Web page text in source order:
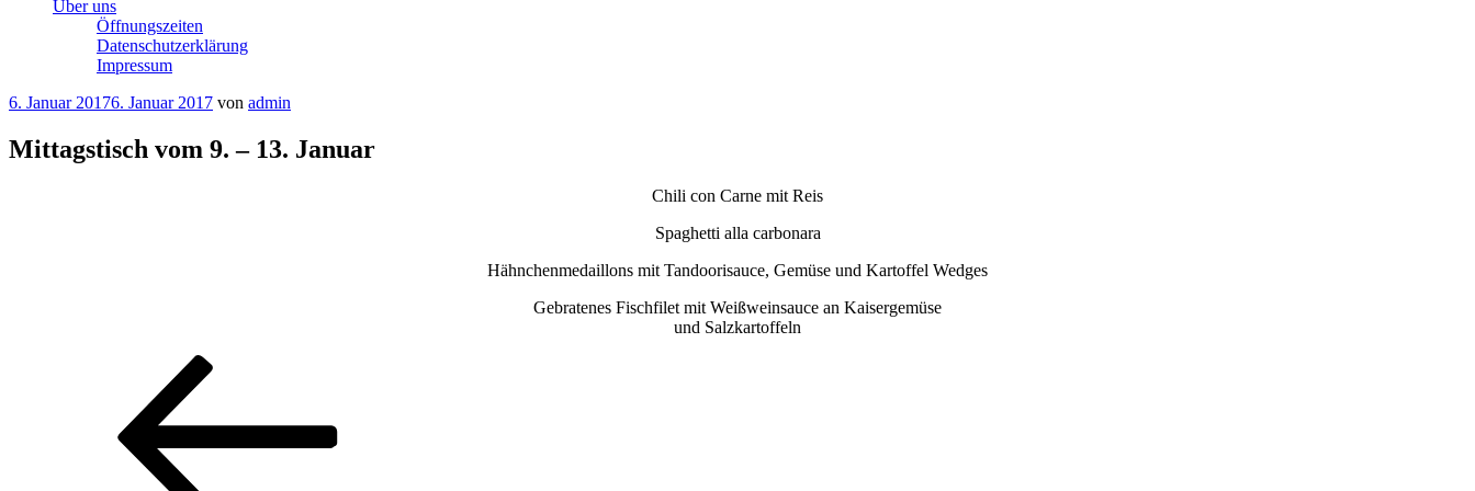
Über uns
Öffnungszeiten
Datenschutzerklärung
Impressum
Veröffentlicht
6. Januar 20176. Januar 2017 von admin
Mittagstisch vom 9. – 13. Januar
Chili con Carne mit Reis
Spaghetti alla carbonara
Hähnchenmedaillons mit Tandoorisauce, Gemüse und Kartoffel Wedges
Gebratenes Fischfilet mit Weißweinsauce an Kaisergemüse
und Salzkartoffeln
Beitragsnavigation